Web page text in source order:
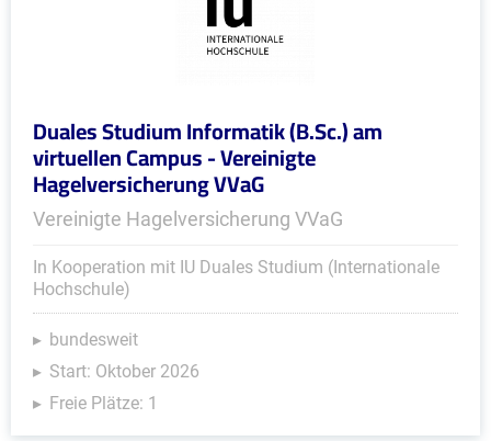
Duales Studium Informatik (B.Sc.) am
virtuellen Campus - Vereinigte
Hagelversicherung VVaG
Vereinigte Hagelversicherung VVaG
In Kooperation mit IU Duales Studium (Internationale
Hochschule)
bundesweit
Start: Oktober 2026
Freie Plätze: 1